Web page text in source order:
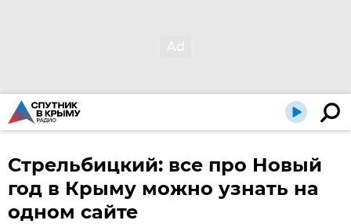
Стрельбицкий: все про Новый
год в Крыму можно узнать на
одном сайте